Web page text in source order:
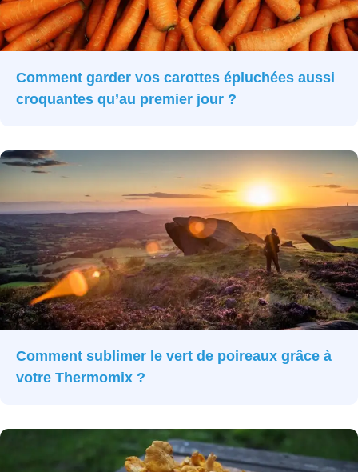
Comment garder vos carottes épluchées aussi
croquantes qu’au premier jour ?
Comment sublimer le vert de poireaux grâce à
votre Thermomix ?